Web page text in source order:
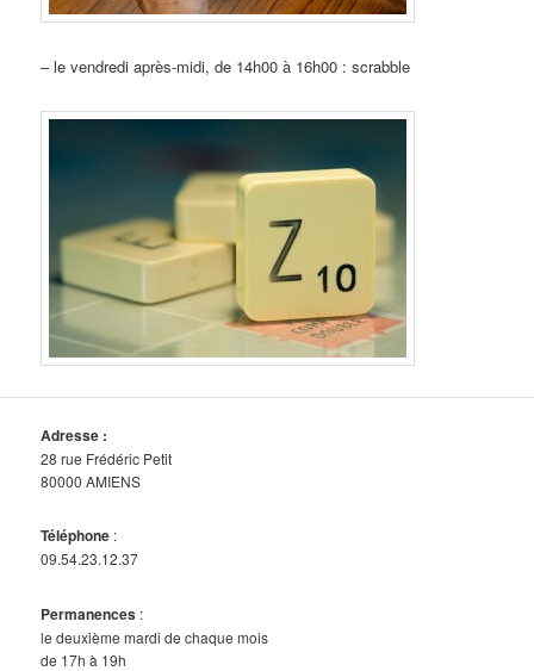
– le vendredi après-midi, de 14h00 à 16h00 : scrabble
Adresse :
28 rue Frédéric Petit
80000 AMIENS
Téléphone :
09.54.23.12.37
Permanences :
le deuxième mardi de chaque mois
de 17h à 19h